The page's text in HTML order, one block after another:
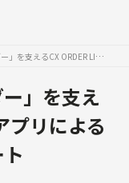
東急の「どこ渋モバイルオーダー」を支えるCX ORDER LINEミニアプリによる買い物体験のアップデート
」を支え
リによる